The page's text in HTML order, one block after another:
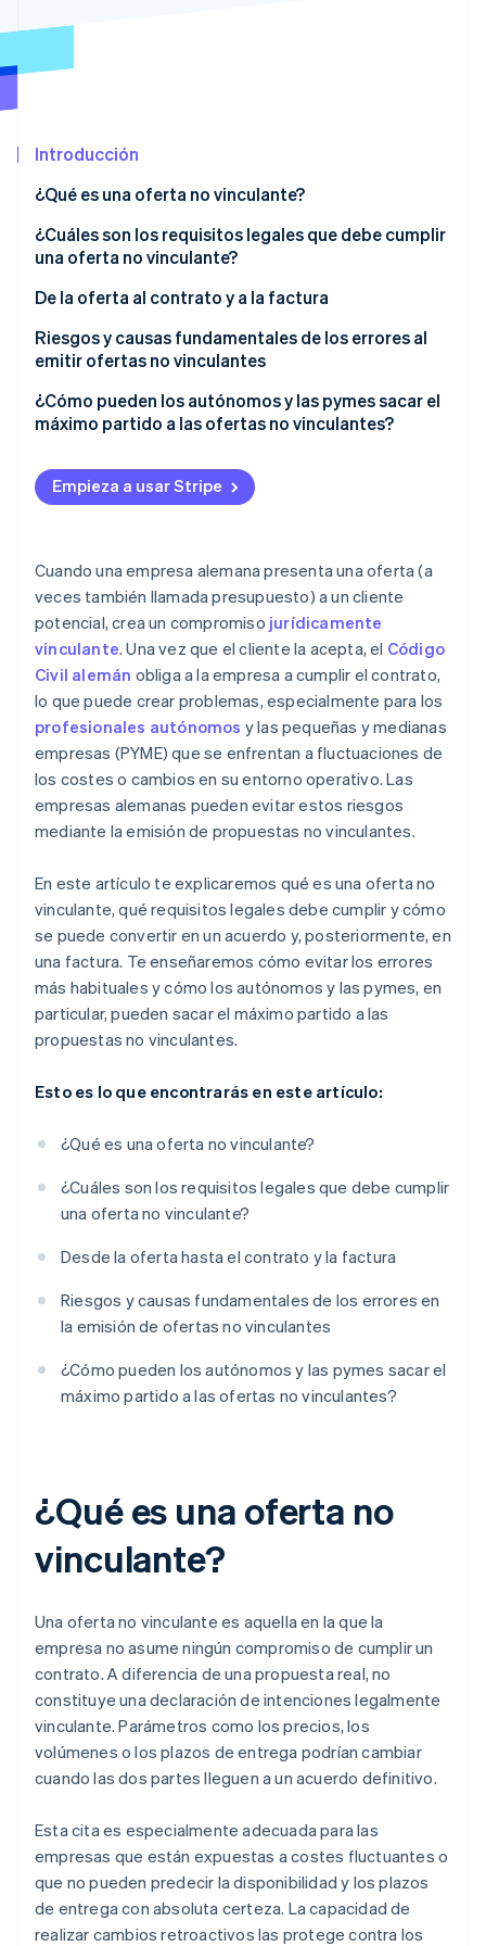
Radar
Eliminación de dióxido de carbono
Identity
Verificación de identidad en línea
Stripe Sessions 2026
Descubre cómo Stripe está construyendo la
para la IA.
Ver ahora
Introducción
¿Qué es una oferta no vinculante?
¿Cuáles son los requisitos legales que debe cumplir
una oferta no vinculante?
De la oferta al contrato y a la factura
De la oferta al contrato
Riesgos y causas fundamentales de los errores al
emitir ofertas no vinculantes
¿Cómo pueden los autónomos y las pymes sacar el
máximo partido a las ofertas no vinculantes?
Empieza a usar Stripe
Cuando una empresa alemana presenta una oferta (a
veces también llamada presupuesto) a un cliente
potencial, crea un compromiso jurídicamente
vinculante. Una vez que el cliente la acepta, el Código
Civil alemán obliga a la empresa a cumplir el contrato,
lo que puede crear problemas, especialmente para los
profesionales autónomos y las pequeñas y medianas
empresas (PYME) que se enfrentan a fluctuaciones de
los costes o cambios en su entorno operativo. Las
empresas alemanas pueden evitar estos riesgos
mediante la emisión de propuestas no vinculantes.
En este artículo te explicaremos qué es una oferta no
vinculante, qué requisitos legales debe cumplir y cómo
se puede convertir en un acuerdo y, posteriormente, en
una factura. Te enseñaremos cómo evitar los errores
más habituales y cómo los autónomos y las pymes, en
particular, pueden sacar el máximo partido a las
propuestas no vinculantes.
Esto es lo que encontrarás en este artículo:
¿Qué es una oferta no vinculante?
¿Cuáles son los requisitos legales que debe cumplir
una oferta no vinculante?
Desde la oferta hasta el contrato y la factura
Riesgos y causas fundamentales de los errores en
la emisión de ofertas no vinculantes
¿Cómo pueden los autónomos y las pymes sacar el
máximo partido a las ofertas no vinculantes?
¿Qué es una oferta no
vinculante?
Una oferta no vinculante es aquella en la que la
empresa no asume ningún compromiso de cumplir un
contrato. A diferencia de una propuesta real, no
constituye una declaración de intenciones legalmente
vinculante. Parámetros como los precios, los
volúmenes o los plazos de entrega podrían cambiar
cuando las dos partes lleguen a un acuerdo definitivo.
Esta cita es especialmente adecuada para las
empresas que están expuestas a costes fluctuantes o
que no pueden predecir la disponibilidad y los plazos
de entrega con absoluta certeza. La capacidad de
realizar cambios retroactivos las protege contra los